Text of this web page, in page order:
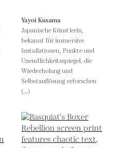
Yayoi Kusama
Japanische Künstlerin,
bekannt für immersive
Installationen, Punkte und
Unendlichkeitsspiegel, die
Wiederholung und
Selbstauflösung erforschen
(...)